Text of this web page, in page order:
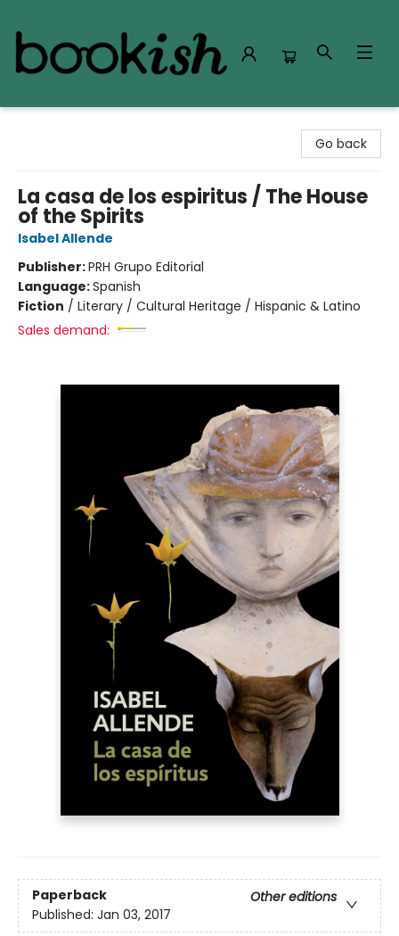
Go back
La casa de los espiritus / The House
of the Spirits
Isabel Allende
Publisher:PRH Grupo Editorial
Language:Spanish
Fiction / Literary / Cultural Heritage / Hispanic & Latino
Sales demand:
Paperback
Other editions
Published: Jan 03, 2017